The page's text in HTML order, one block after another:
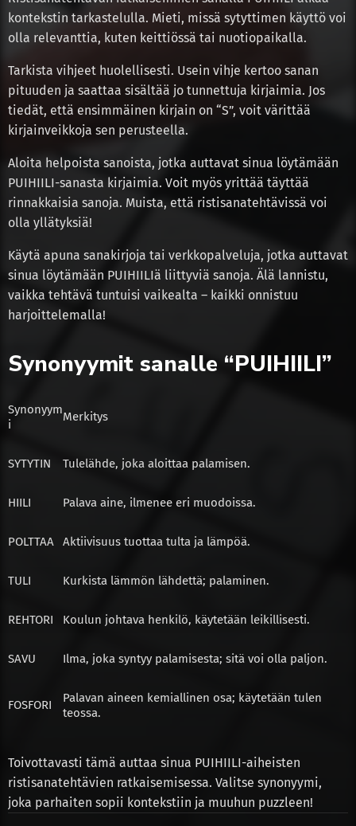
kontekstin tarkastelulla. Mieti, missä sytyttimen käyttö voi
olla relevanttia, kuten keittiössä tai nuotiopaikalla.
Tarkista vihjeet huolellisesti. Usein vihje kertoo sanan
pituuden ja saattaa sisältää jo tunnettuja kirjaimia. Jos
tiedät, että ensimmäinen kirjain on “S”, voit värittää
kirjainveikkoja sen perusteella.
Aloita helpoista sanoista, jotka auttavat sinua löytämään
PUIHIILI-sanasta kirjaimia. Voit myös yrittää täyttää
rinnakkaisia sanoja. Muista, että ristisanatehtävissä voi
olla yllätyksiä!
Käytä apuna sanakirjoja tai verkkopalveluja, jotka auttavat
sinua löytämään PUIHIILIä liittyviä sanoja. Älä lannistu,
vaikka tehtävä tuntuisi vaikealta – kaikki onnistuu
harjoittelemalla!
Synonyymit sanalle “PUIHIILI”
Synonyym
i
Merkitys
SYTYTIN Tulelähde, joka aloittaa palamisen.
HIILI Palava aine, ilmenee eri muodoissa.
POLTTAA Aktiivisuus tuottaa tulta ja lämpöä.
TULI Kurkista lämmön lähdettä; palaminen.
REHTORI Koulun johtava henkilö, käytetään leikillisesti.
SAVU Ilma, joka syntyy palamisesta; sitä voi olla paljon.
FOSFORI
Palavan aineen kemiallinen osa; käytetään tulen
teossa.
Toivottavasti tämä auttaa sinua PUIHIILI-aiheisten
ristisanatehtävien ratkaisemisessa. Valitse synonyymi,
joka parhaiten sopii kontekstiin ja muuhun puzzleen!